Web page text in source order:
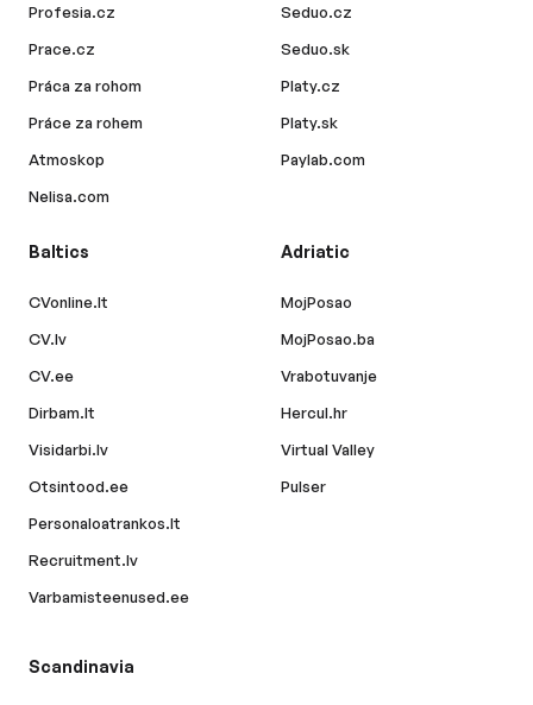
Profesia.cz
Prace.cz
Práca za rohom
Práce za rohem
Atmoskop
Nelisa.com
Seduo.cz
Seduo.sk
Platy.cz
Platy.sk
Paylab.com
Baltics
CVonline.lt
CV.lv
CV.ee
Dirbam.lt
Visidarbi.lv
Otsintood.ee
Personaloatrankos.lt
Recruitment.lv
Varbamisteenused.ee
Adriatic
MojPosao
MojPosao.ba
Vrabotuvanje
Hercul.hr
Virtual Valley
Pulser
Scandinavia